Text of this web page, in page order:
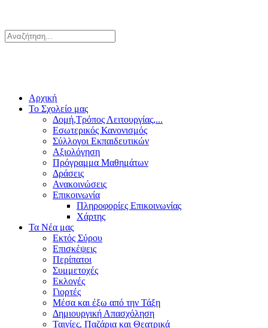
Αρχική
Το Σχολείο μας
Δομή,Τρόπος Λειτουργίας,...
Εσωτερικός Κανονισμός
Σύλλογοι Εκπαιδευτικών
Αξιολόγηση
Πρόγραμμα Μαθημάτων
Δράσεις
Ανακοινώσεις
Επικοινωνία
Πληροφορίες Επικοινωνίας
Χάρτης
Τα Νέα μας
Εκτός Σύρου
Επισκέψεις
Περίπατοι
Συμμετοχές
Εκλογές
Γιορτές
Μέσα και έξω από την Τάξη
Δημιουργική Απασχόληση
Ταινίες, Παζάρια και Θεατρικά